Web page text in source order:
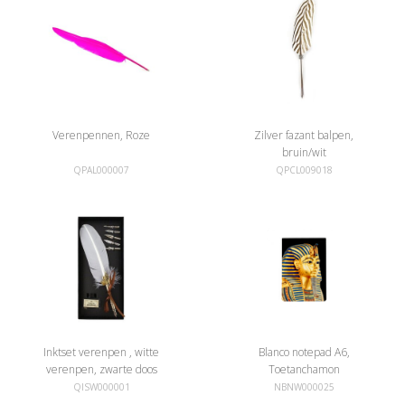
Verenpennen, Roze
QPAL000007
Zilver fazant balpen,
bruin/wit
QPCL009018
Inktset verenpen , witte
verenpen, zwarte doos
QISW000001
Blanco notepad A6,
Toetanchamon
NBNW000025